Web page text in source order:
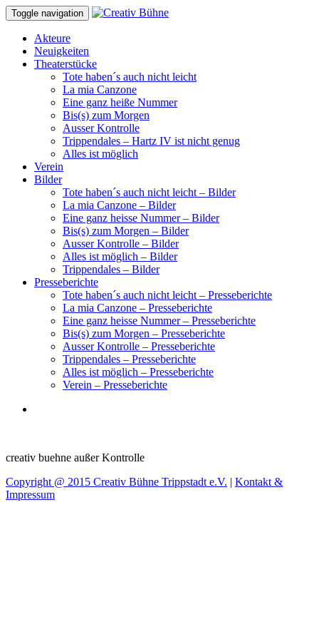
Toggle navigation
Akteure
Neuigkeiten
Theaterstücke
Tote haben´s auch nicht leicht
La mia Canzone
Eine ganz heiße Nummer
Bis(s) zum Morgen
Ausser Kontrolle
Trippendales – Hartz IV ist nicht genug
Alles ist möglich
Verein
Bilder
Tote haben´s auch nicht leicht – Bilder
La mia Canzone – Bilder
Eine ganz heisse Nummer – Bilder
Bis(s) zum Morgen – Bilder
Ausser Kontrolle – Bilder
Alles ist möglich – Bilder
Trippendales – Bilder
Presseberichte
Tote haben´s auch nicht leicht – Presseberichte
La mia Canzone – Presseberichte
Eine ganz heisse Nummer – Presseberichte
Bis(s) zum Morgen – Presseberichte
Ausser Kontrolle – Presseberichte
Trippendales – Presseberichte
Alles ist möglich – Presseberichte
Verein – Presseberichte
creativ buehne außer Kontrolle
Copyright @ 2015 Creativ Bühne Trippstadt e.V. | Kontakt &
Impressum